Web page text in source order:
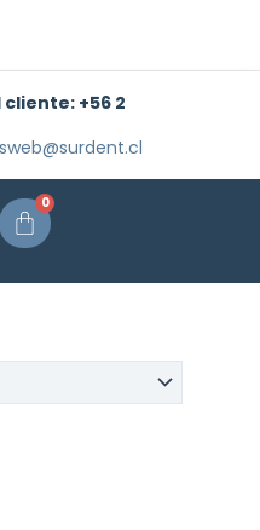
cliente:+56 2
0
Carrito